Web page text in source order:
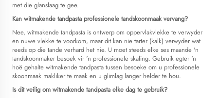
met die glanslaag te gee.
Kan witmakende tandpasta professionele tandskoonmaak vervang?
Nee, witmakende tandpasta is ontwerp om oppervlakvlekke te verwyder
en nuwe vlekke te voorkom, maar dit kan nie tarter (kalk) verwyder wat
reeds op die tande verhard het nie. U moet steeds elke ses maande 'n
tandskoonmaker besoek vir 'n professionele skaling. Gebruik egter 'n
hoë gehalte witmakende tandpasta tussen besoeke om u professionele
skoonmaak makliker te maak en u glimlag langer helder te hou.
Is dit veilig om witmakende tandpasta elke dag te gebruik?